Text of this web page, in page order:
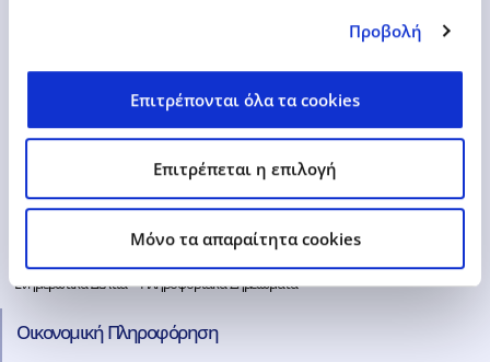
Προβολή
Επιτρέπονται όλα τα cookies
Επιτρέπεται η επιλογή
Mόνο τα απαραίτητα cookies
Ενημέρωση Επενδυτών
Παρουσιάσεις – Αναλύσεις
Μετοχή
Ενημερωτικά Δελτία – Πληροφοριακά Σημειώματα
Οικονομική Πληροφόρηση